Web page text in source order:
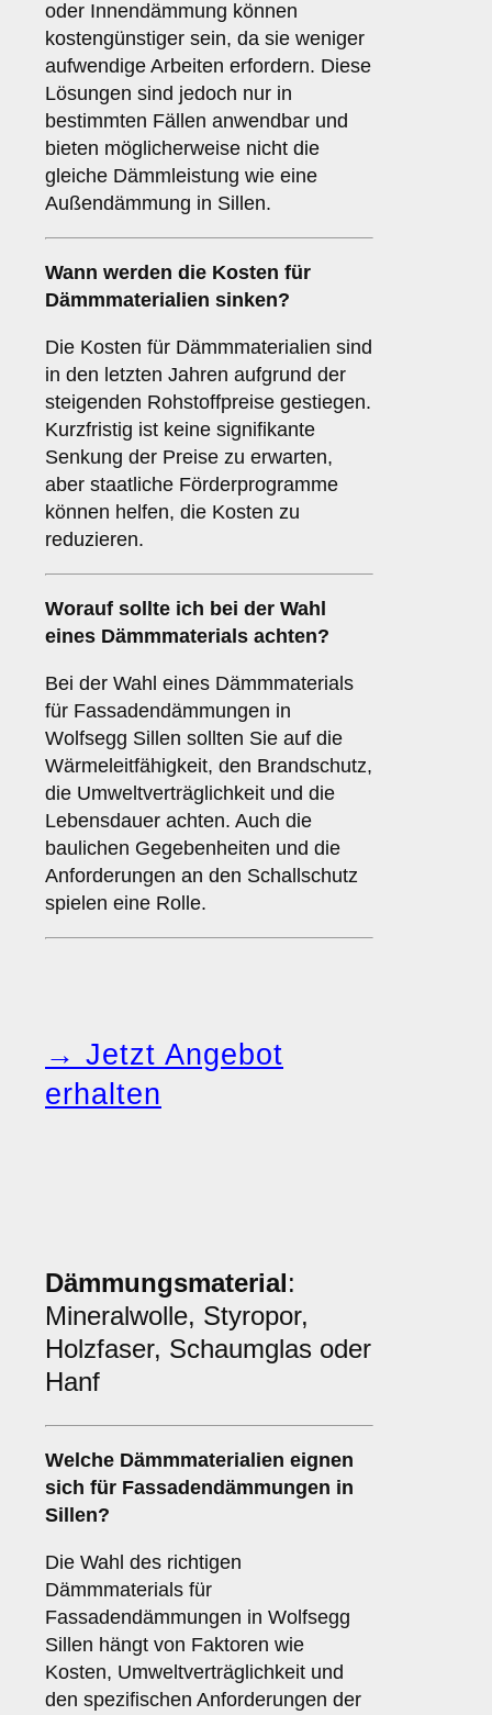
oder Innendämmung können
kostengünstiger sein, da sie weniger
aufwendige Arbeiten erfordern. Diese
Lösungen sind jedoch nur in
bestimmten Fällen anwendbar und
bieten möglicherweise nicht die
gleiche Dämmleistung wie eine
Außendämmung in Sillen.
Wann werden die Kosten für
Dämmmaterialien sinken?
Die Kosten für Dämmmaterialien sind
in den letzten Jahren aufgrund der
steigenden Rohstoffpreise gestiegen.
Kurzfristig ist keine signifikante
Senkung der Preise zu erwarten,
aber staatliche Förderprogramme
können helfen, die Kosten zu
reduzieren.
Worauf sollte ich bei der Wahl
eines Dämmmaterials achten?
Bei der Wahl eines Dämmmaterials
für Fassadendämmungen in
Wolfsegg Sillen sollten Sie auf die
Wärmeleitfähigkeit, den Brandschutz,
die Umweltverträglichkeit und die
Lebensdauer achten. Auch die
baulichen Gegebenheiten und die
Anforderungen an den Schallschutz
spielen eine Rolle.
→ Jetzt Angebot
erhalten
Dämmungsmaterial:
Mineralwolle, Styropor,
Holzfaser, Schaumglas oder
Hanf
Welche Dämmmaterialien eignen
sich für Fassadendämmungen in
Sillen?
Die Wahl des richtigen
Dämmmaterials für
Fassadendämmungen in Wolfsegg
Sillen hängt von Faktoren wie
Kosten, Umweltverträglichkeit und
den spezifischen Anforderungen der